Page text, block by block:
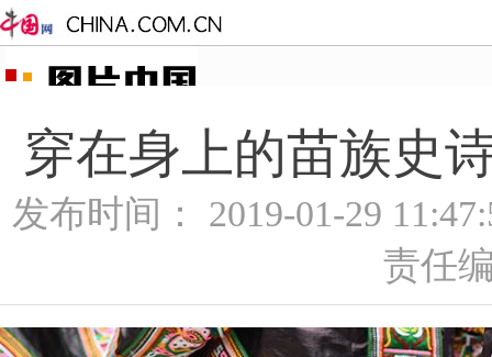
穿在身上的苗族史
发布时间： 2019-01-29
责任